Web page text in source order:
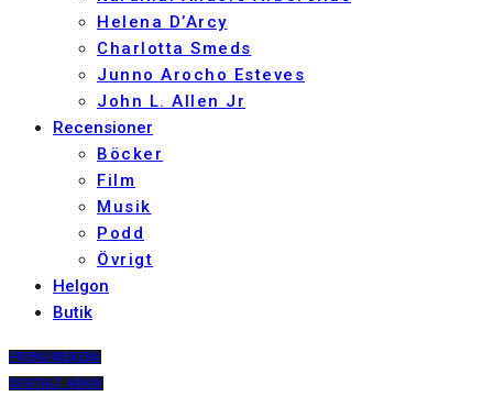
Helena D’Arcy
Charlotta Smeds
Junno Arocho Esteves
John L. Allen Jr
Recensioner
Böcker
Film
Musik
Podd
Övrigt
Helgon
Butik
PRENUMERERA
DIGITALT ARKIV